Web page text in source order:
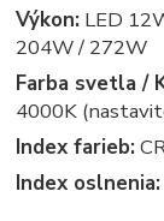
Výkon: LED
204W / 272W
Farba svetla /
4000K
Index farieb:
Index oslnenia: